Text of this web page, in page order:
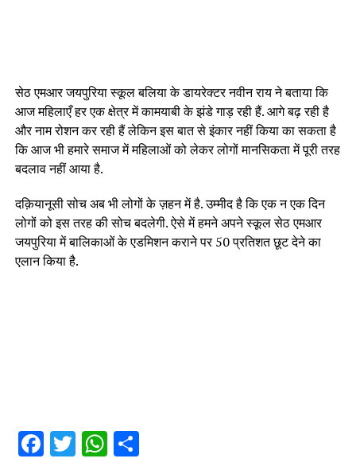
सेठ एमआर जयपुरिया स्कूल बलिया के डायरेक्टर नवीन राय ने बताया कि
आज महिलाएँ हर एक क्षेत्र में कामयाबी के झंडे गाड़ रही हैं. आगे बढ़ रही है
और नाम रोशन कर रही हैं लेकिन इस बात से इंकार नहीं किया का सकता है
कि आज भी हमारे समाज में महिलाओं को लेकर लोगों मानसिकता में पूरी तरह
बदलाव नहीं आया है.
दक़ियानूसी सोच अब भी लोगों के ज़हन में है. उम्मीद है कि एक न एक दिन
लोगों को इस तरह की सोच बदलेगी. ऐसे में हमने अपने स्कूल सेठ एमआर
जयपुरिया में बालिकाओं के एडमिशन कराने पर 50 प्रतिशत छूट देने का
एलान किया है.
Facebook
TwitterWhatsApp
Share